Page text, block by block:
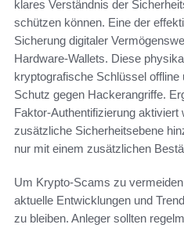
klares Verständnis der
schützen können. Eine der
Sicherung digitaler
Hardware-Wallets. Diese
kryptografische Schlüssel offline
Schutz gegen Hackerangriffe.
Faktor-Authentifizierung aktiviert
zusätzliche Sicherheitsebene
nur mit einem zusätzlichen
Um Krypto-Scams zu
aktuelle Entwicklungen und
zu bleiben. Anleger sollten